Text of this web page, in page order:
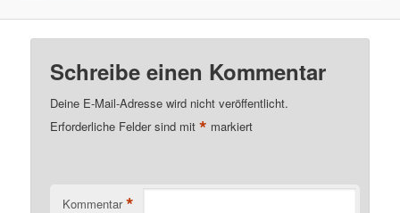
Schreibe einen Kommentar
Deine E-Mail-Adresse wird nicht veröffentlicht.
Erforderliche Felder sind mit* markiert
Kommentar *